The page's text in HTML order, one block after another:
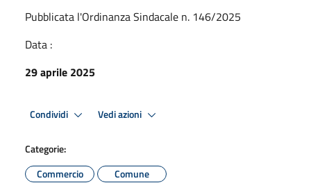
Pubblicata l'Ordinanza Sindacale n. 146/2025
Data :
29 aprile 2025
Condividi Vedi azioni
Categorie:
Commercio
Comune